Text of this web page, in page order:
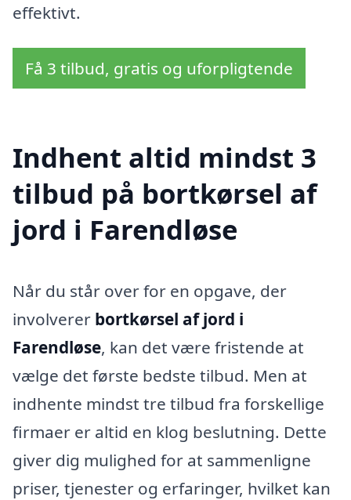
effektivt.
Få 3 tilbud, gratis og uforpligtende
Indhent altid mindst 3
tilbud på bortkørsel af
jord i Farendløse
Når du står over for en opgave, der
involverer bortkørsel af jord i
Farendløse, kan det være fristende at
vælge det første bedste tilbud. Men at
indhente mindst tre tilbud fra forskellige
firmaer er altid en klog beslutning. Dette
giver dig mulighed for at sammenligne
priser, tjenester og erfaringer, hvilket kan